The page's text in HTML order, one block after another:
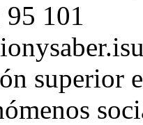
95 101
superior